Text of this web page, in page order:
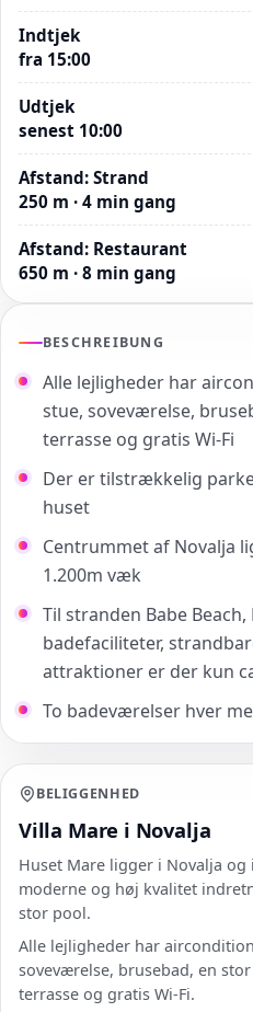
Indtjek
fra 15:00
Udtjek
senest 10:00
Afstand: Strand
250 m · 4 min gang
Afstand: Restaurant
650 m · 8 min gang
BESCHREIBUNG
Alle lejligheder har
stue, soveværelse,
terrasse og gratis Wi-Fi
Der er tilstrækkelig
huset
Centrummet af Novalja
1.200m væk
Til stranden Babe
badefaciliteter,
attraktioner er der kun
To badeværelser hver
BELIGGENHED
Villa Mare i Novalja
Huset Mare ligger i Novalja
moderne og høj kvalitet
stor pool.
Alle lejligheder har
soveværelse, brusebad, en
terrasse og gratis Wi-Fi.